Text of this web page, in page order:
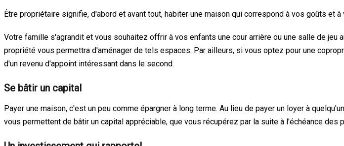
Être propriétaire signifie, d'abord et avant tout, habiter une maison qui correspond à vos goûts et
Votre famille s'agrandit et vous souhaitez offrir à vos enfants une cour arrière ou une salle de
propriété vous permettra d'aménager de tels espaces. Par ailleurs, si vous optez pour une
d'un revenu d'appoint intéressant dans le second.
Se bâtir un capital
Payer une maison, c'est un peu comme épargner à long terme. Au lieu de payer un loyer à
vous permettent de bâtir un capital appréciable, que vous récupérez par la suite à l'échéance des